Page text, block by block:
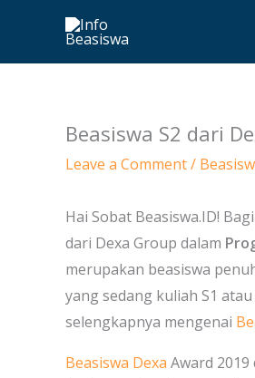
content
Beasiswa S2 dari
Leave a Comment/
Hai Sobat Beasiswa.ID!
dari Dexa Group dalam
merupakan beasiswa
yang sedang kuliah S1
selengkapnya mengenai
Beasiswa Dexa Award